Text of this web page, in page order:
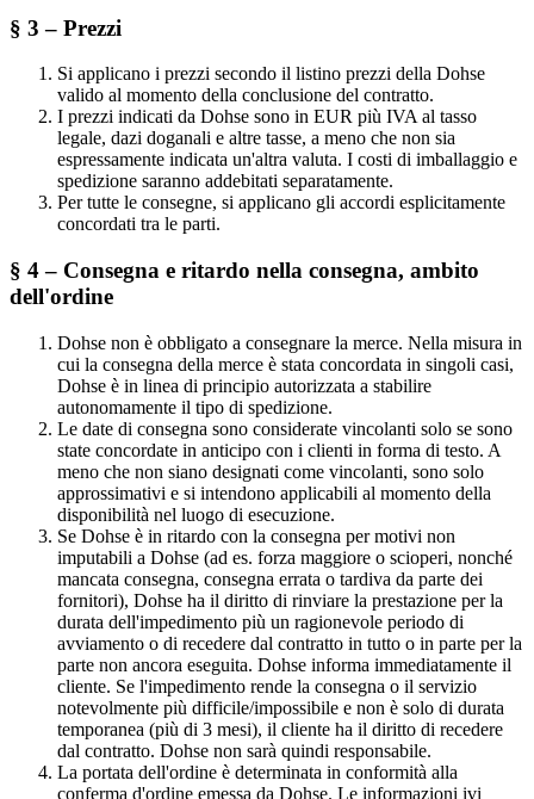
§ 3 – Prezzi
Si applicano i prezzi secondo il listino prezzi della Dohse
valido al momento della conclusione del contratto.
I prezzi indicati da Dohse sono in EUR più IVA al tasso
legale, dazi doganali e altre tasse, a meno che non sia
espressamente indicata un'altra valuta. I costi di imballaggio e
spedizione saranno addebitati separatamente.
Per tutte le consegne, si applicano gli accordi esplicitamente
concordati tra le parti.
§ 4 – Consegna e ritardo nella consegna, ambito
dell'ordine
Dohse non è obbligato a consegnare la merce. Nella misura in
cui la consegna della merce è stata concordata in singoli casi,
Dohse è in linea di principio autorizzata a stabilire
autonomamente il tipo di spedizione.
Le date di consegna sono considerate vincolanti solo se sono
state concordate in anticipo con i clienti in forma di testo. A
meno che non siano designati come vincolanti, sono solo
approssimativi e si intendono applicabili al momento della
disponibilità nel luogo di esecuzione.
Se Dohse è in ritardo con la consegna per motivi non
imputabili a Dohse (ad es. forza maggiore o scioperi, nonché
mancata consegna, consegna errata o tardiva da parte dei
fornitori), Dohse ha il diritto di rinviare la prestazione per la
durata dell'impedimento più un ragionevole periodo di
avviamento o di recedere dal contratto in tutto o in parte per la
parte non ancora eseguita. Dohse informa immediatamente il
cliente. Se l'impedimento rende la consegna o il servizio
notevolmente più difficile/impossibile e non è solo di durata
temporanea (più di 3 mesi), il cliente ha il diritto di recedere
dal contratto. Dohse non sarà quindi responsabile.
La portata dell'ordine è determinata in conformità alla
conferma d'ordine emessa da Dohse. Le informazioni ivi